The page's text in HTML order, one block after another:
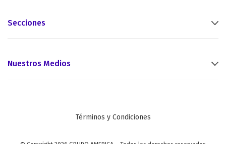
Secciones
Nuestros Medios
Términos y Condiciones